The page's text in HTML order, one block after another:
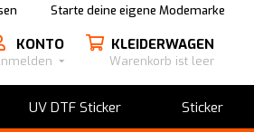
Starte deine eigene Modemarke
KONTO KLEIDERWAGEN
Warenkorb ist leer
UV DTF Sticker Sticker